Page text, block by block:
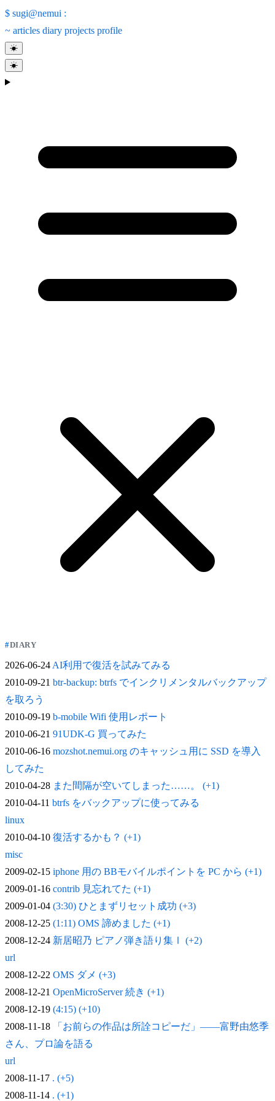
$ sugi@nemui :
~ articles diary projects profile
☀
☀
DIARY
2026-06-24AI利用で復活を試みてみる
2010-09-21 btr-backup: btrfs でインクリメンタルバックアップ
を取ろう
2010-09-19 b-mobile Wifi 使用レポート
2010-06-21 91UDK-G 買ってみた
2010-06-16 mozshot.nemui.org のキャッシュ用に SSD を導入
してみた
2010-04-28 また間隔が空いてしまった……。 (+1)
2010-04-11 btrfs をバックアップに使ってみる
linux
2010-04-10 復活するかも？ (+1)
misc
2009-02-15 iphone 用の BBモバイルポイントを PC から (+1)
2009-01-16 contrib 見忘れてた (+1)
2009-01-04 (3:30) ひとまずリセット成功 (+3)
2008-12-25 (1:11) OMS 諦めました (+1)
2008-12-24 新居昭乃 ピアノ弾き語り集Ⅰ (+2)
url
2008-12-22 OMS ダメ (+3)
2008-12-21 OpenMicroServer 続き (+1)
2008-12-19 (4:15) (+10)
2008-11-18
「お前らの作品は所詮コピーだ」——富野由悠季
さん、プロ論を語る
url
2008-11-17 . (+5)
2008-11-14 . (+1)